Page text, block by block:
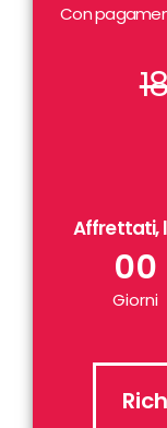
Con
Affrettati,
00
Giorni